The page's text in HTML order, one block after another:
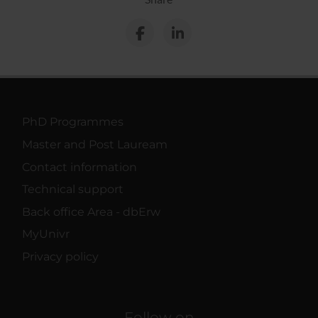
PhD Programmes
Master and Post Lauream
Contact information
Technical support
Back office Area - dbErw
MyUnivr
Privacy policy